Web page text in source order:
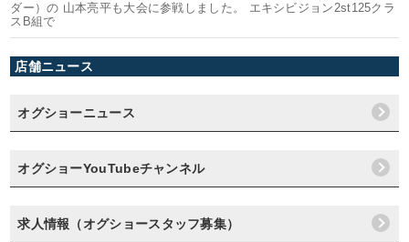
ダー）の 山本亮平も大会に参戦しました。 エキシビジョン2st125クラ
スB組で
店舗ニュース
オグショーニュース
オグショーYouTubeチャンネル
求人情報（オグショースタッフ募集）